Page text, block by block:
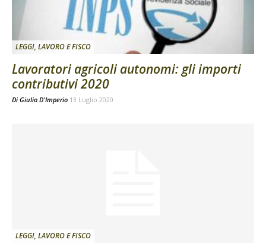
LEGGI, LAVORO E FISCO
Lavoratori agricoli autonomi: gli importi
contributivi 2020
Di Giulio D'Imperio 13 Luglio 2020
LEGGI, LAVORO E FISCO